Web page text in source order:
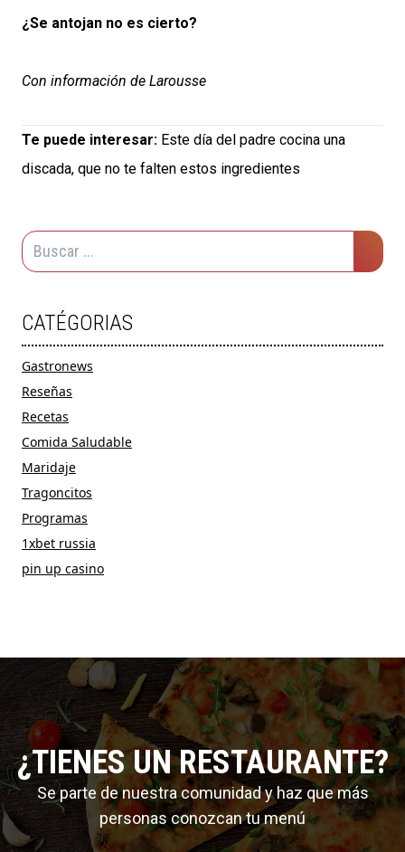
¿Se antojan no es cierto?
Con información de Larousse
Te puede interesar: Este día del padre cocina una
discada, que no te falten estos ingredientes
CATÉGORIAS
Gastronews
Reseñas
Recetas
Comida Saludable
Maridaje
Tragoncitos
Programas
1xbet russia
pin up casino
¿TIENES UN RESTAURANTE?
Se parte de nuestra comunidad y haz que más
personas conozcan tu menú